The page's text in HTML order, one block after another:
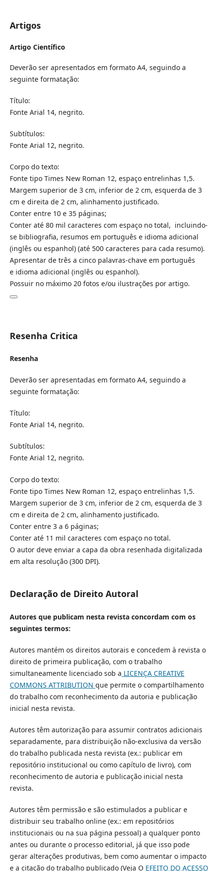
Artigos
Artigo Científico
Deverão ser apresentados em formato A4, seguindo a
seguinte formatação:
Título:
Fonte Arial 14, negrito.
Subtítulos:
Fonte Arial 12, negrito.
Corpo do texto:
Fonte tipo Times New Roman 12, espaço entrelinhas 1,5.
Margem superior de 3 cm, inferior de 2 cm, esquerda de 3
cm e direita de 2 cm, alinhamento justificado.
Conter entre 10 e 35 páginas;
Conter até 80 mil caracteres com espaço no total, incluindo-
se bibliografia, resumos em português e idioma adicional
(inglês ou espanhol) (até 500 caracteres para cada resumo).
Apresentar de três a cinco palavras-chave em português
e idioma adicional (inglês ou espanhol).
Possuir no máximo 20 fotos e/ou ilustrações por artigo.
Resenha Critica
Resenha
Deverão ser apresentadas em formato A4, seguindo a
seguinte formatação:
Título:
Fonte Arial 14, negrito.
Subtítulos:
Fonte Arial 12, negrito.
Corpo do texto:
Fonte tipo Times New Roman 12, espaço entrelinhas 1,5.
Margem superior de 3 cm, inferior de 2 cm, esquerda de 3
cm e direita de 2 cm, alinhamento justificado.
Conter entre 3 a 6 páginas;
Conter até 11 mil caracteres com espaço no total.
O autor deve enviar a capa da obra resenhada digitalizada
em alta resolução (300 DPI).
Declaração de Direito Autoral
Autores que publicam nesta revista concordam com os
seguintes termos:
Autores mantém os direitos autorais e concedem à revista o
direito de primeira publicação, com o trabalho
simultaneamente licenciado sob a LICENÇA CREATIVE
COMMONS ATTRIBUTION que permite o compartilhamento
do trabalho com reconhecimento da autoria e publicação
inicial nesta revista.
Autores têm autorização para assumir contratos adicionais
separadamente, para distribuição não-exclusiva da versão
do trabalho publicada nesta revista (ex.: publicar em
repositório institucional ou como capítulo de livro), com
reconhecimento de autoria e publicação inicial nesta
revista.
Autores têm permissão e são estimulados a publicar e
distribuir seu trabalho online (ex.: em repositórios
institucionais ou na sua página pessoal) a qualquer ponto
antes ou durante o processo editorial, já que isso pode
gerar alterações produtivas, bem como aumentar o impacto
e a citação do trabalho publicado (Veja O EFEITO DO ACESSO